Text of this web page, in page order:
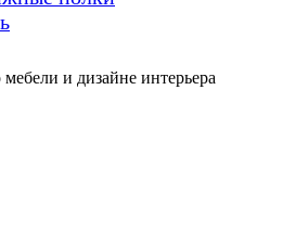
и дизайне интерьера